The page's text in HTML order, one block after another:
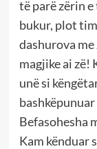
të parë zërin
bukur, plot
dashurova
magjike ai zë!
unë si
bashkëpunuar
Befasohesha
Kam kënduar